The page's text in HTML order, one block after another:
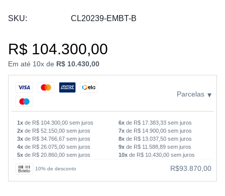
SKU: CL20239-EMBT-B
R$ 104.300,00
Em até 10x de R$ 10.430,00
Parcelas ▾
1x de R$ 104.300,00 sem juros
2x de R$ 52.150,00 sem juros
3x de R$ 34.766,67 sem juros
4x de R$ 26.075,00 sem juros
5x de R$ 20.860,00 sem juros
6x de R$ 17.383,33 sem juros
7x de R$ 14.900,00 sem juros
8x de R$ 13.037,50 sem juros
9x de R$ 11.588,89 sem juros
10x de R$ 10.430,00 sem juros
10% de desconto R$93.870,00